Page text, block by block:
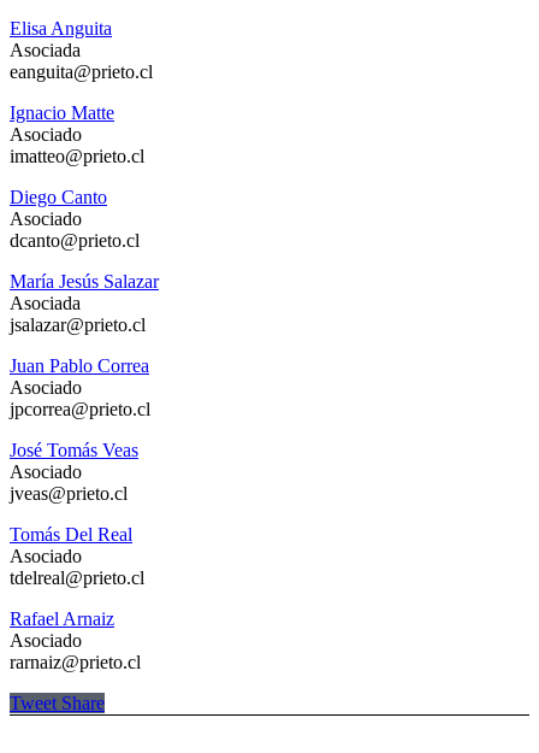
Elisa Anguita
Asociada
eanguita@prieto.cl
Ignacio Matte
Asociado
imatteo@prieto.cl
Diego Canto
Asociado
dcanto@prieto.cl
María Jesús Salazar
Asociada
jsalazar@prieto.cl
Juan Pablo Correa
Asociado
jpcorrea@prieto.cl
José Tomás Veas
Asociado
jveas@prieto.cl
Tomás Del Real
Asociado
tdelreal@prieto.cl
Rafael Arnaiz
Asociado
rarnaiz@prieto.cl
Tweet Share